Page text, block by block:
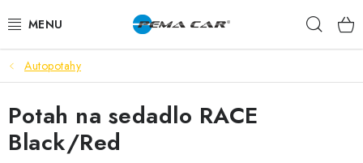
na
NOVINKY
DOPRODEJ
AUTODOPLŇKY
Autopotahy
Potah na sedadlo RACE
Black/Red